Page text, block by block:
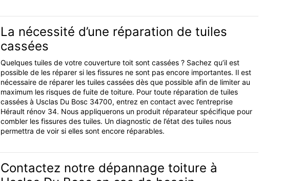
La nécessité d’une réparation de tuiles
cassées
Quelques tuiles de votre couverture toit sont cassées ? Sachez qu’il est
possible de les réparer si les fissures ne sont pas encore importantes. Il est
nécessaire de réparer les tuiles cassées dès que possible afin de limiter au
maximum les risques de fuite de toiture. Pour toute réparation de tuiles
cassées à Usclas Du Bosc 34700, entrez en contact avec l’entreprise
Hérault rénov 34. Nous appliquerons un produit réparateur spécifique pour
combler les fissures des tuiles. Un diagnostic de l’état des tuiles nous
permettra de voir si elles sont encore réparables.
Contactez notre dépannage toiture à